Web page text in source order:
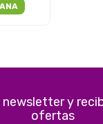
y
ofertas
y Tiempo